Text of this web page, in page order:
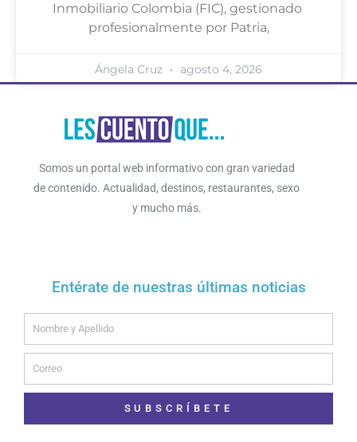
Inmobiliario Colombia (FIC), gestionado
profesionalmente por Patria,
Ángela Cruz agosto 4, 2026
Somos un portal web informativo con gran variedad
de contenido. Actualidad, destinos, restaurantes, sexo
y mucho más.
Entérate de nuestras últimas noticias
SUBSCRÍBETE